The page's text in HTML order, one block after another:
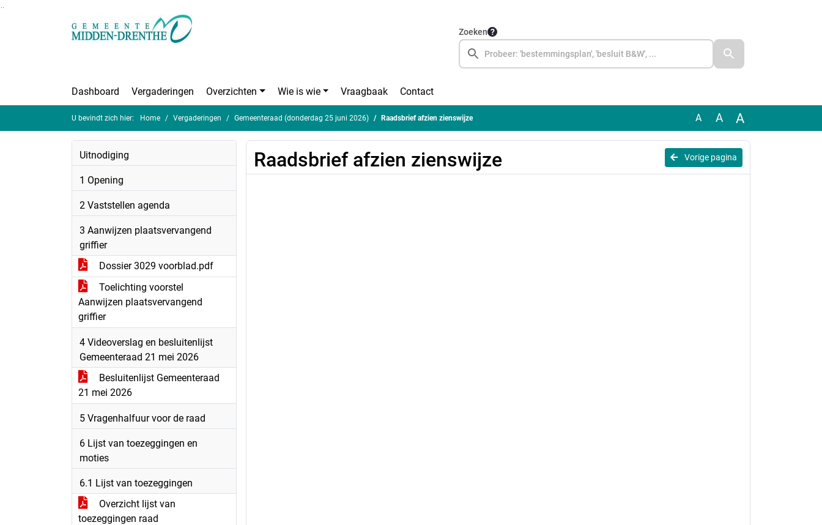
Zoeken
Dashboard Vergaderingen Overzichten Wie is wie Vraagbaak Contact
U bevindt zich hier: Home Vergaderingen Gemeenteraad (donderdag 25 juni 2026) Raadsbrief afzien zienswijze A A A
Uitnodiging
1 Opening
2 Vaststellen agenda
3 Aanwijzen plaatsvervangend
griffier
Dossier 3029 voorblad.pdf
Toelichting voorstel
Aanwijzen plaatsvervangend
griffier
4 Videoverslag en besluitenlijst
Gemeenteraad 21 mei 2026
Besluitenlijst Gemeenteraad
21 mei 2026
5 Vragenhalfuur voor de raad
6 Lijst van toezeggingen en
moties
6.1 Lijst van toezeggingen
Overzicht lijst van
toezeggingen raad
Vorige pagina
Raadsbrief afzien zienswijze